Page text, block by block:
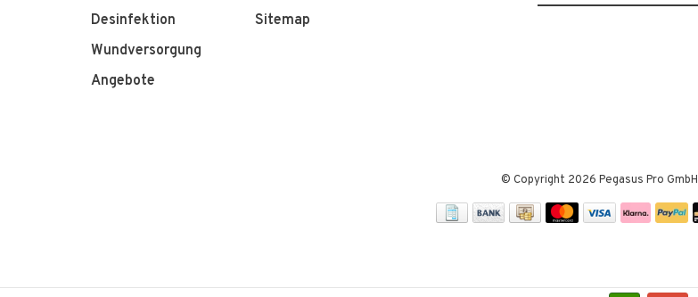
Desinfektion
Wundversorgung
Angebote
Sitemap
© Copyright 2026 Pegasus Pro GmbH